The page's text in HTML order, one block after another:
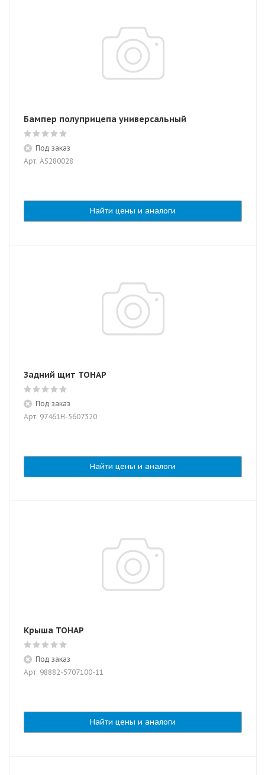
Бампер полуприцепа универсальный
Под заказ
Арт: AS280028
Найти цены и аналоги
Задний щит ТОНАР
Под заказ
Арт: 97461Н-5607320
Найти цены и аналоги
Крыша ТОНАР
Под заказ
Арт: 98882-5707100-11
Найти цены и аналоги